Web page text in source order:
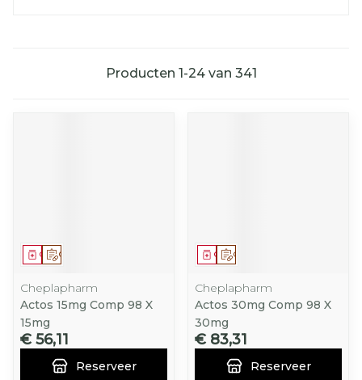
Producten 1-24van 341
Op voorschrift
Geneesmiddel
Cheplapharm
Actos 15mg Comp 98 X
15mg
€ 56,11
Reserveer
Op voorschrift
Geneesmiddel
Cheplapharm
Actos 30mg Comp 98 X
30mg
€ 83,31
Reserveer